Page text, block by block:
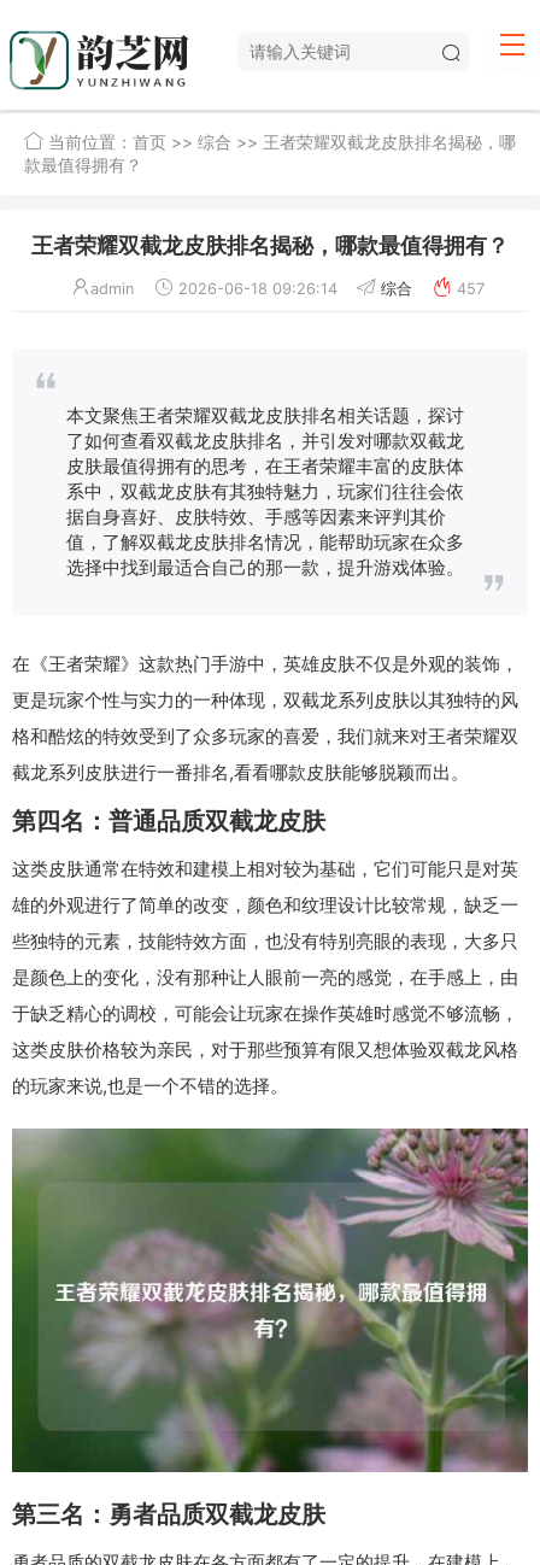
当前位置： 首页 >> 综合 >> 王者荣耀双截龙皮肤排名揭秘，哪
款最值得拥有？
王者荣耀双截龙皮肤排名揭秘，哪款最值得拥有？
admin 2026-06-18 09:26:14 综合 457
本文聚焦王者荣耀双截龙皮肤排名相关话题，探讨
了如何查看双截龙皮肤排名，并引发对哪款双截龙
皮肤最值得拥有的思考，在王者荣耀丰富的皮肤体
系中，双截龙皮肤有其独特魅力，玩家们往往会依
据自身喜好、皮肤特效、手感等因素来评判其价
值，了解双截龙皮肤排名情况，能帮助玩家在众多
选择中找到最适合自己的那一款，提升游戏体验。
在《王者荣耀》这款热门手游中，英雄皮肤不仅是外观的装饰，
更是玩家个性与实力的一种体现，双截龙系列皮肤以其独特的风
格和酷炫的特效受到了众多玩家的喜爱，我们就来对王者荣耀双
截龙系列皮肤进行一番排名,看看哪款皮肤能够脱颖而出。
第四名：普通品质双截龙皮肤
这类皮肤通常在特效和建模上相对较为基础，它们可能只是对英
雄的外观进行了简单的改变，颜色和纹理设计比较常规，缺乏一
些独特的元素，技能特效方面，也没有特别亮眼的表现，大多只
是颜色上的变化，没有那种让人眼前一亮的感觉，在手感上，由
于缺乏精心的调校，可能会让玩家在操作英雄时感觉不够流畅，
这类皮肤价格较为亲民，对于那些预算有限又想体验双截龙风格
的玩家来说,也是一个不错的选择。
第三名：勇者品质双截龙皮肤